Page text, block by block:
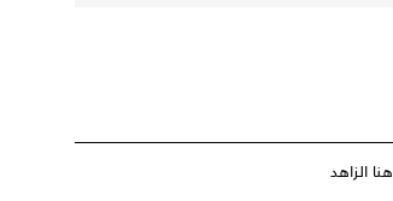
هنا الزاهد